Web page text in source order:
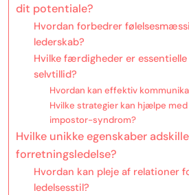
dit potentiale?
Hvordan forbedrer
lederskab?
Hvilke færdigheder er
selvtillid?
Hvordan kan effektiv
Hvilke strategier kan hjælpe
impostor-syndrom?
Hvilke unikke egenskaber
forretningsledelse?
Hvordan kan pleje af relationer
ledelsesstil?